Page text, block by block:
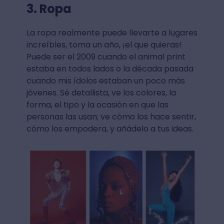
3. Ropa
La ropa realmente puede llevarte a lugares
increíbles, toma un año, ¡el que quieras!
Puede ser el 2009 cuando el animal print
estaba en todos lados o la década pasada
cuando mis ídolos estaban un poco más
jóvenes. Sé detallista, ve los colores, la
forma, el tipo y la ocasión en que las
personas las usan; ve cómo los hace sentir,
cómo los empodera, y añádelo a tus ideas.